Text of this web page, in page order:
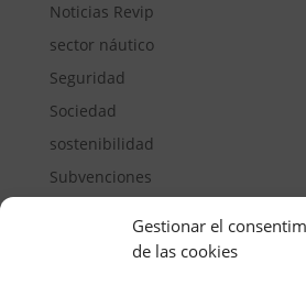
Gestionar el
de las cookies
Noticias Revip
sector náutico
Seguridad
Sociedad
sostenibilidad
Subvenciones